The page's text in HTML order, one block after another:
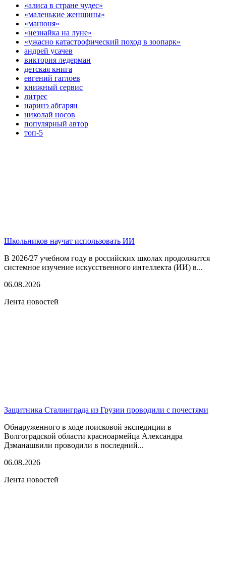
«алиса в стране чудес»
«маленькие женщины»
«манюня»
«незнайка на луне»
«ужасно катастрофический поход в зоопарк»
андрей усачев
виктория ледерман
детская книга
евгений гаглоев
книжный сервис
литрес
наринэ абгарян
николай носов
популярный автор
топ-5
Школьников научат использовать ИИ
В 2026/27 учебном году в российских школах продолжится
системное изучение искусственного интеллекта (ИИ) в...
06.08.2026
Лента новостей
Защитника Сталинграда из Грузии проводили с почестями
Обнаруженного в ходе поисковой экспедиции в
Волгоградской области красноармейца Александра
Дзманашвили проводили в последний...
06.08.2026
Лента новостей